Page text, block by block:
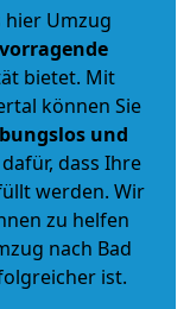
hier Umzug
bietet. Mit
können Sie
und
dass Ihre
werden. Wir
zu helfen
nach Bad
ist.